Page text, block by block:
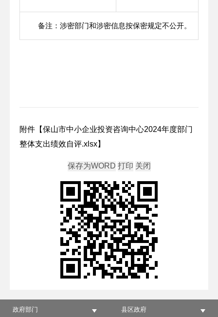
备注：涉密部门和涉密信息按保密规定不公开。
附件【保山市中小企业投资咨询中心2024年度部门
整体支出绩效自评.xlsx】
政府部门 县区政府